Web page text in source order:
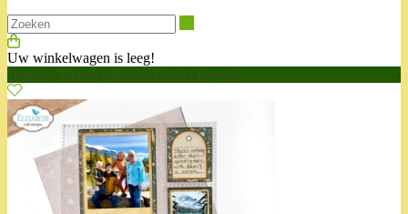
Uw winkelwagen is leeg!
Home
Memory Binder Pocket Pages 1